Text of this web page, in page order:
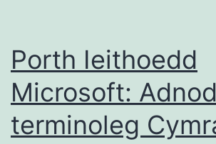
Xbox360/Windows
Porth Ieithoedd
Microsoft:
terminoleg